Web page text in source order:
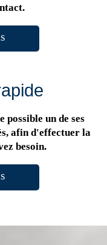
possible un de ses
afin d'effectuer la
besoin.